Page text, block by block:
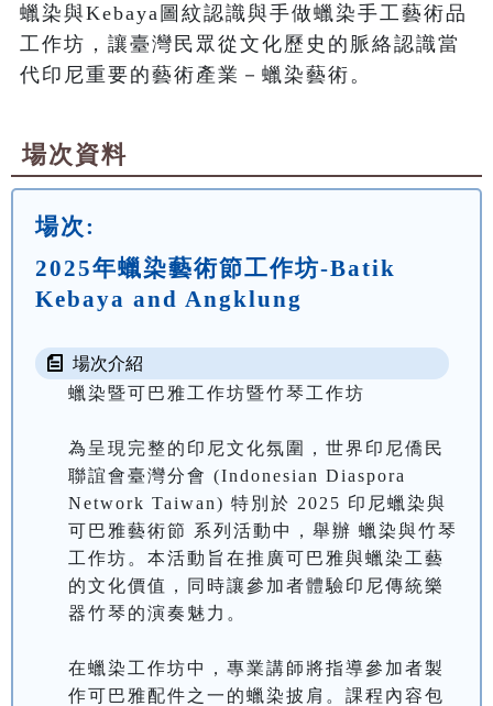
蠟染與Kebaya圖紋認識與手做蠟染手工藝術品
工作坊，讓臺灣民眾從文化歷史的脈絡認識當
代印尼重要的藝術產業－蠟染藝術。
場次資料
場次:
2025年蠟染藝術節工作坊-Batik
Kebaya and Angklung
場次介紹
蠟染暨可巴雅工作坊暨竹琴工作坊
為呈現完整的印尼文化氛圍，世界印尼僑民
聯誼會臺灣分會 (Indonesian Diaspora
Network Taiwan) 特別於 2025 印尼蠟染與
可巴雅藝術節 系列活動中，舉辦 蠟染與竹琴
工作坊。本活動旨在推廣可巴雅與蠟染工藝
的文化價值，同時讓參加者體驗印尼傳統樂
器竹琴的演奏魅力。
在蠟染工作坊中，專業講師將指導參加者製
作可巴雅配件之一的蠟染披肩。課程內容包